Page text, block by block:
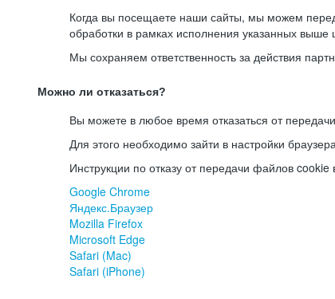
Когда вы посещаете наши сайты, мы можем
обработки в рамках исполнения указанных
Мы сохраняем ответственность за действия
Можно ли отказаться?
Вы можете в любое время отказаться от
Для этого необходимо зайти в настройки
Инструкции по отказу от передачи файлов cookie
Google Chrome
Яндекс.Браузер
Mozilla Firefox
Microsoft Edge
Safari (Mac)
Safari (iPhone)